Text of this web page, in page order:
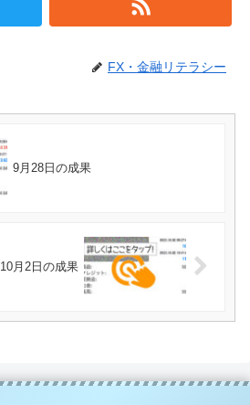
FX・金融リテラシー
9月28日の成果
10月2日の成果